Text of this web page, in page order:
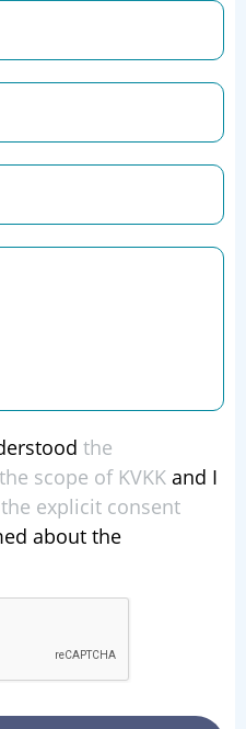
the
scope of KVKK and I
the explicit consent
about the